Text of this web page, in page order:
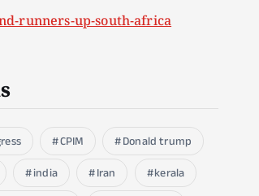
runners-up-south-africa
CPIM
Donald trump
india Iran
kerala